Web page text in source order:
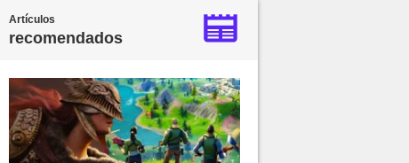
Artículos
recomendados